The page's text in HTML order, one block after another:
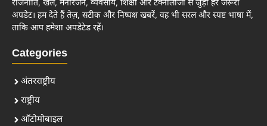
राजनीति, खेल, मनोरंजन, व्यवसाय, शिक्षा और टेक्नोलॉजी से जुड़ी हर जरूरी
अपडेट। हम देते हैं तेज़, सटीक और निष्पक्ष खबरें, वह भी सरल और स्पष्ट भाषा में,
ताकि आप हमेशा अपडेटेड रहें।
Categories
अंतरराष्ट्रीय
राष्ट्रीय
ऑटोमोबाइल